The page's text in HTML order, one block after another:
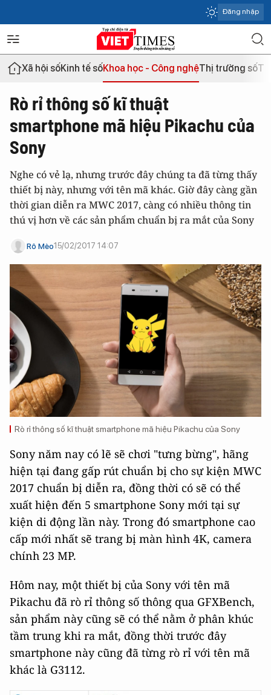
Đăng nhập
Xã hội sốKinh tế sốKhoa học - Công nghệThị trường số
Rò rỉ thông số kĩ thuật
smartphone mã hiệu Pikachu của
Sony
Nghe có vẻ lạ, nhưng trước đây chúng ta đã từng thấy
thiết bị này, nhưng với tên mã khác. Giờ đây càng gần
thời gian diễn ra MWC 2017, càng có nhiều thông tin
thú vị hơn về các sản phẩm chuẩn bị ra mắt của Sony
Rô Mèo15/02/2017 14:07
Rò rỉ thông số kĩ thuật smartphone mã hiệu Pikachu của Sony
Sony năm nay có lẽ sẽ chơi "tưng bừng", hãng
hiện tại đang gấp rút chuẩn bị cho sự kiện MWC
2017 chuẩn bị diễn ra, đồng thời có sẽ có thể
xuất hiện đến 5 smartphone Sony mới tại sự
kiện di động lần này. Trong đó smartphone cao
cấp mới nhất sẽ trang bị màn hình 4K, camera
chính 23 MP.
Hôm nay, một thiết bị của Sony với tên mã
Pikachu đã rò rỉ thông số thông qua GFXBench,
sản phẩm này cũng sẽ có thể nằm ở phân khúc
tầm trung khi ra mắt, đồng thời trước đây
smartphone này cũng đã từng rò rỉ với tên mã
khác là G3112.